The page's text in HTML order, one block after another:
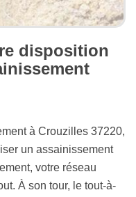
disposition
à Crouzilles 37220,
un assainissement
votre réseau
À son tour, le tout-à-